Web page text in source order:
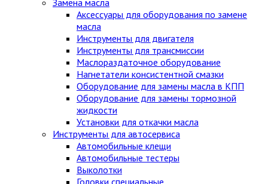
Аксессуары для оборудования по замене
масла
Инструменты для двигателя
Инструменты для трансмиссии
Маслораздаточное оборудование
Нагнетатели консистентной смазки
Оборудование для замены масла в КПП
Оборудование для замены тормозной
жидкости
Установки для откачки масла
Инструменты для автосервиса
Автомобильные клещи
Автомобильные тестеры
Выколотки
Головки специальные